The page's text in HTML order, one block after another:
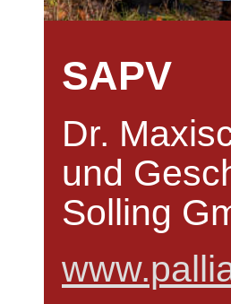
SAPV
Dr.
und
Solling